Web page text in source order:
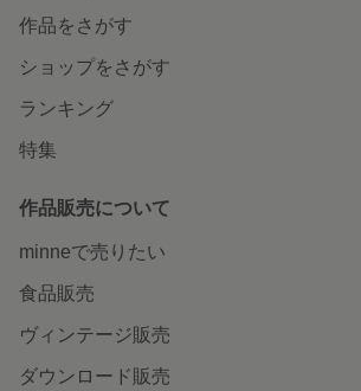
作品をさがす
ショップをさがす
ランキング
特集
作品販売について
minneで売りたい
食品販売
ヴィンテージ販売
ダウンロード販売